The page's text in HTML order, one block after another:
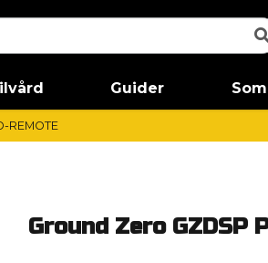
Guider
REMOTE
Ground Zero GZDSP